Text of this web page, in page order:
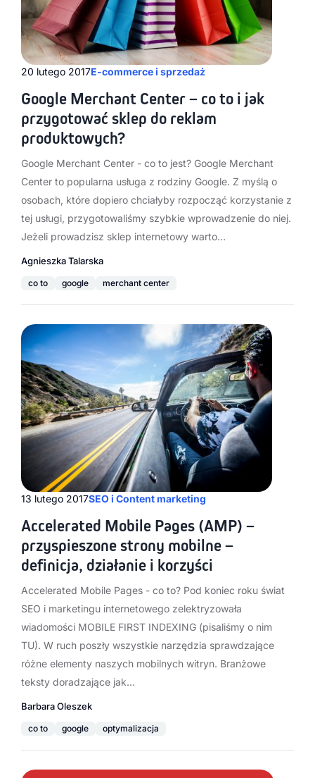
20 lutego 2017E-commerce i sprzedaż
Google Merchant Center – co to i jak
przygotować sklep do reklam
produktowych?
Google Merchant Center - co to jest? Google Merchant
Center to popularna usługa z rodziny Google. Z myślą o
osobach, które dopiero chciałyby rozpocząć korzystanie z
tej usługi, przygotowaliśmy szybkie wprowadzenie do niej.
Jeżeli prowadzisz sklep internetowy warto…
Agnieszka Talarska
co to google merchant center
13 lutego 2017SEO i Content marketing
Accelerated Mobile Pages (AMP) –
przyspieszone strony mobilne –
definicja, działanie i korzyści
Accelerated Mobile Pages - co to? Pod koniec roku świat
SEO i marketingu internetowego zelektryzowała
wiadomości MOBILE FIRST INDEXING (pisaliśmy o nim
TU). W ruch poszły wszystkie narzędzia sprawdzające
różne elementy naszych mobilnych witryn. Branżowe
teksty doradzające jak…
Barbara Oleszek
co to google optymalizacja